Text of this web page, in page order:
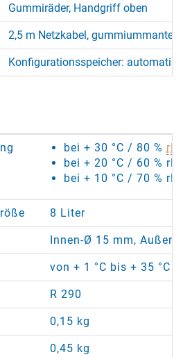
Gummiräder, Handgriff oben
2,5 m Netzkabel,
Konfigurationsspeicher:
bei + 30 °C / 80 % rF
bei + 20 °C / 60 %
bei + 10 °C / 70 %
8 Liter
Innen-Ø 15 mm,
von + 1 °C bis + 35 °C
R 290
0,15 kg
0,45 kg